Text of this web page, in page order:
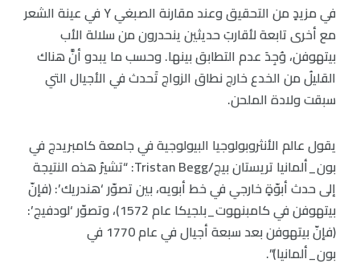
في مزيدٍ من التحقيق وعند مقارنة الصبغي Y في عينة الشعر
مع أخرى تابعة لأقاربَ حديثين ينحدرون من سلالة الأب
بيتهوفن، وُجِدَ عدم التطابق بينها. وحسب ما يبدو أنَّ هناك
القليلُ من الخدع خارج نطاق الزواج تَحدث في الأجيال التي
سبقت ولادة الملحن.
يقول عالم الأنثروبولوجيا البيولوجية في جامعة كامبريدج في
بون_ألمانيا تريستان بيج/Tristan Begg: “تشيرُ هذه النتيجة
إلى حدث أبوّةٍ خارجي في خط أبويه، بين تصوّر ‘هندريك’: (فإنّ
بيتهوفن في كامبنهوت_بلجيكا عام 1572)، وتصوّر ‘لودفيج’:
(فإنّ بيتهوفن بعد سبعة أجيال في عام 1770 في
بون_ألمانيا)”.